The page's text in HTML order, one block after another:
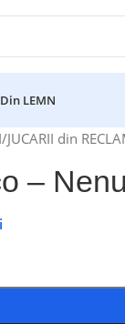
LEMN
/JUCARII din
–